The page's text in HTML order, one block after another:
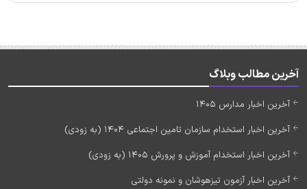
آخرین مطالب وبلاگ
آخرین اخبار مدارس 1405
آخرین اخبار استخدام سازمان تامین اجتماعی 1404 (به زودی)
آخرین اخبار استخدام آموزش و پرورش 1405 (به زودی)
آخرین اخبار آزمون تیزهوشان و نمونه دولتی